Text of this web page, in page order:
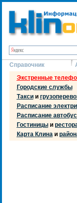
Справочник
Экстренные
Городские службы
Таксии
Расписание
Расписание
Гостиницыи
Карта Клинаи